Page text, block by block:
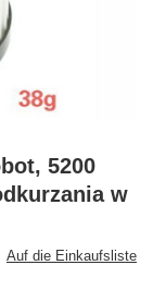
5200
w
Auf die Einkaufsliste